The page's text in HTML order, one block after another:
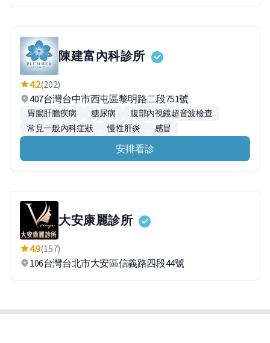
陳建富內科診所
4.2(202)
407台灣台中市西屯區黎明路二段751號
胃腸肝膽疾病 糖尿病
腹部內視鏡超音波檢查
常見一般內科症狀
慢性肝炎 感冒
安排看診
大安康麗診所
4.9(157)
106台灣台北市大安區信義路四段44號